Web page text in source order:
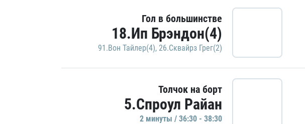
Гол в большинстве
18.Ип Брэндон(4)
91.Вон Тайлер(4), 26.Сквайрз Грег(2)
Толчок на борт
5.Спроул Райан
2 минуты / 36:30 - 38:30